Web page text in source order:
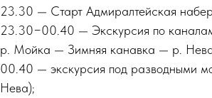
23.30 — Старт Адмиралтейская
23.30−00.40 — Экскурсия по
р. Мойка — Зимняя канавка — р.
00.40 — экскурсия под разводными
Нева);